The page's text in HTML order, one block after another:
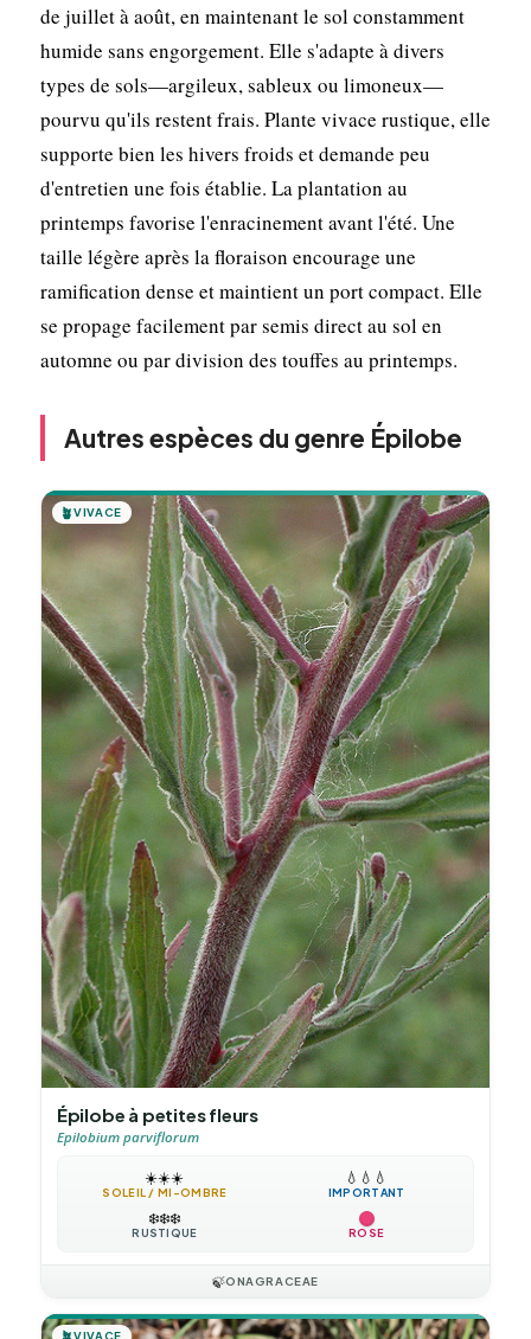
de juillet à août, en maintenant le sol constamment
humide sans engorgement. Elle s'adapte à divers
types de sols—argileux, sableux ou limoneux—
pourvu qu'ils restent frais. Plante vivace rustique, elle
supporte bien les hivers froids et demande peu
d'entretien une fois établie. La plantation au
printemps favorise l'enracinement avant l'été. Une
taille légère après la floraison encourage une
ramification dense et maintient un port compact. Elle
se propage facilement par semis direct au sol en
automne ou par division des touffes au printemps.
Autres espèces du genre Épilobe
🪴VIVACE
Épilobe à petites fleurs
Epilobium parviflorum
☀️☀️☀️
SOLEIL / MI-OMBRE
💧 💧 💧
IMPORTANT
❄️❄️❄️
RUSTIQUE ROSE
🍃ONAGRACEAE
VIVACE